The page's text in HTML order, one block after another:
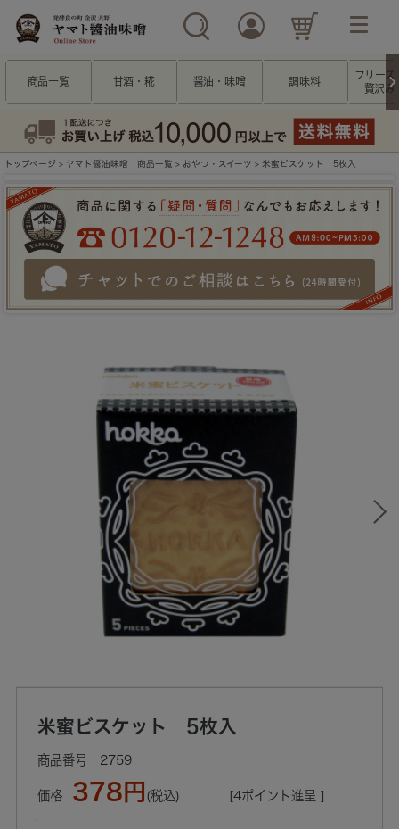
商品一覧 甘酒・糀 醤油・味噌 調味料
フリーズ
贅沢み
トップページ > ヤマト醤油味噌 商品一覧 > おやつ・スイーツ > 米蜜ビスケット 5枚入
米蜜ビスケット 5枚入
2759
価格 378円 (税込) [4ポイント進呈 ]